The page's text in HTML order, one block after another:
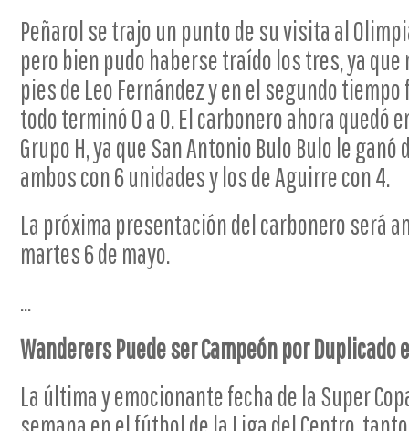
Peñarol se trajo un punto de su visita al
pero bien pudo haberse traído los tres, ya
pies de Leo Fernández y en el segundo
todo terminó 0 a 0. El carbonero ahora quedó
Grupo H, ya que San Antonio Bulo Bulo le ganó
ambos con 6 unidades y los de Aguirre con 4.
La próxima presentación del carbonero será
martes 6 de mayo.
...
Wanderers Puede ser Campeón por Duplicado
La última y emocionante fecha de la Super